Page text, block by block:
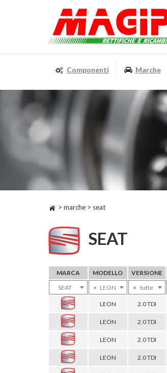
Componenti Marche
> marche > seat
SEAT
MARCA MODELLO VERSIONE
SEAT
× LEON × tutte
LEON 2.0 TDI
LEON 2.0 TDI
LEON 2.0 TDI
LEON 2.0 TDI